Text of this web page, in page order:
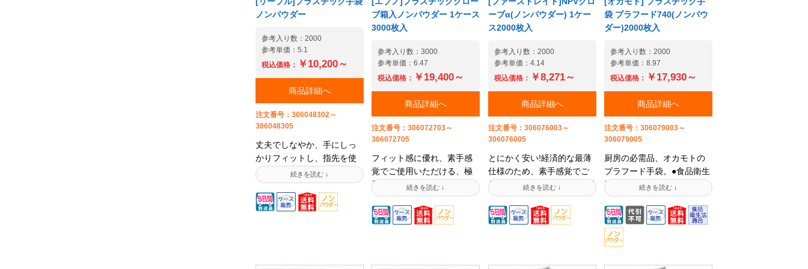
様々な用途にお使いいただ
手袋、ラテックス手袋など
多数お取り扱いしておりま
す。掲載していない商品も
お問い合わせください。
【ご注意】こちらの商品は
個人宅へのお届けができま
せん。法人名義でのご注文
をお願い致します。【法人
様限定】本製品の安全デー
タシートご提供可能です
【法人様限定】サンプルサ
ービス今般の中東情勢の緊
迫化に伴い、原油を材料と
する各種商品に付きまし
あるお客様につきまして
しても、ご希望の数量のご
手配ができかねる場合がご
く場合がございます。ま
た、ご注文実績のあるお客
の数量のご手配ができかね
る場合がございます。
ノンパウダー
参考入り数：2000
参考単価：5.1
税込価格： ￥10,200～
商品詳細へ
注文番号：306048302～
306048305
丈夫でしなやか、手にしっ
かりフィットし、指先を使
う細かい作業にもおすすめ!
粉がつかないパウダーフリ
ーのno.2210プラスチックグ
ローブ。内面ポリマー加工
幅広い作業でお使いいただ
ブ箱入ノンパウダー 1ケース
3000枚入
参考入り数：3000
参考単価：6.47
税込価格： ￥19,400～
商品詳細へ
注文番号：306072703～
306072705
フィット感に優れ、素手感
覚でご使用いただける、極
薄プラスチックグローブで
す。■左右どちらにも使える
両用タイプ!■保管に便利な箱
入りをご用意!※食品を取り
定】本製品の安全データシ
ーブα(ノンパウダー) 1ケー
ス2000枚入
参考入り数：2000
参考単価：4.14
税込価格： ￥8,271～
商品詳細へ
注文番号：306076003～
306076005
とにかく安い!経済的な最薄
仕様のため、素手感覚でご
使用いただけます。●サイズ
が容易に判断できるよう
に、パッケージにシンボル
が描かれております。●ポッ
※食品を取り扱う現場では
袋 プラフード740(ノンパウ
ダー)2000枚入
参考入り数：2000
参考単価：8.97
税込価格： ￥17,930～
商品詳細へ
注文番号：306079003～
306079005
厨房の必需品、オカモトの
プラフード手袋。●食品衛生
法に適合したプラスチック
手袋です。●油・アルコール
に溶け出しにくく、指先を
使う作業にも向いていま
す。【法人様限定】本製品
可能です【法人様限定】サ